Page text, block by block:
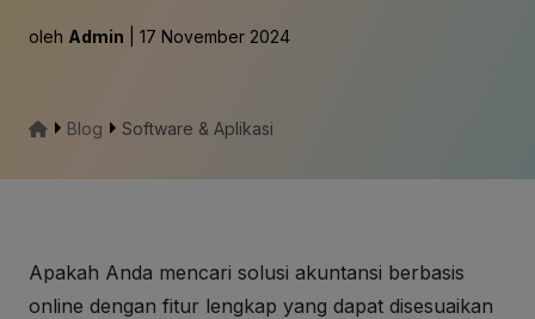
oleh Admin | 17 November 2024
Blog Software & Aplikasi
Apakah Anda mencari solusi akuntansi berbasis
online dengan fitur lengkap yang dapat disesuaikan